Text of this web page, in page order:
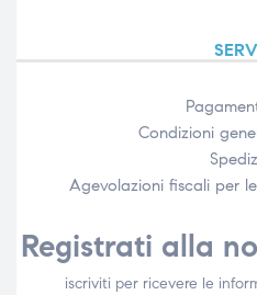
Condizioni
Agevolazioni fiscali per
Registrati alla
iscriviti per ricevere le